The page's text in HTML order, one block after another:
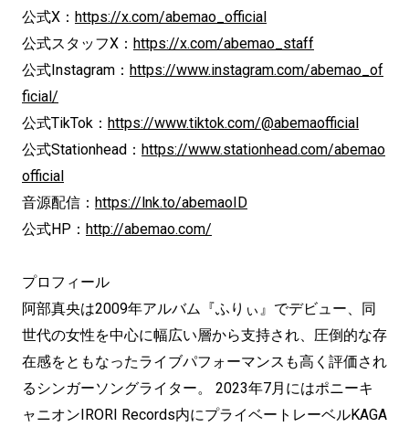
公式X： https://x.com/abemao_official
公式スタッフX： https://x.com/abemao_staff
公式Instagram： https://www.instagram.com/abemao_of
ficial/
公式TikTok： https://www.tiktok.com/@abemaofficial
公式Stationhead： https://www.stationhead.com/abemao
official
音源配信： https://lnk.to/abemaoID
公式HP： http://abemao.com/
プロフィール
阿部真央は2009年アルバム『ふりぃ』でデビュー、同
世代の女性を中心に幅広い層から支持され、圧倒的な存
在感をともなったライブパフォーマンスも高く評価され
るシンガーソングライター。 2023年7月にはポニーキ
ャニオンIRORI Records内にプライベートレーベルKAGA